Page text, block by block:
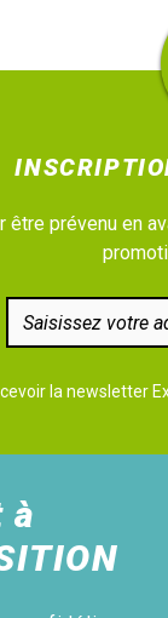
être prévenu en
la newsletter
à